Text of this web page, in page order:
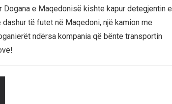
e Maqedonisë kishte kapur detegjentin e
të futet në Maqedoni, një kamion me
ndërsa kompania që bënte transportin